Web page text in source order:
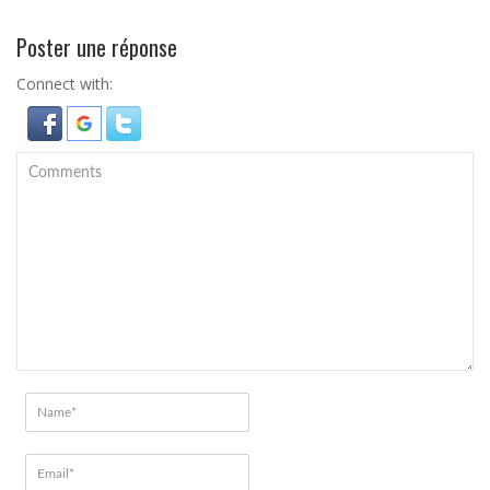
Poster une réponse
Connect with: